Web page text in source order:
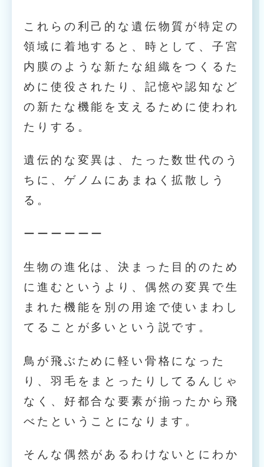
これらの利己的な遺伝物質が特定の
領域に着地すると、時として、子宮
内膜のような新たな組織をつくるた
めに使役されたり、記憶や認知など
の新たな機能を支えるために使われ
たりする。
遺伝的な変異は、たった数世代のう
ちに、ゲノムにあまねく拡散しう
る。
ーーーーーー
生物の進化は、決まった目的のため
に進むというより、偶然の変異で生
まれた機能を別の用途で使いまわし
てることが多いという説です。
鳥が飛ぶために軽い骨格になった
り、羽毛をまとったりしてるんじゃ
なく、好都合な要素が揃ったから飛
べたということになります。
そんな偶然があるわけないとにわか